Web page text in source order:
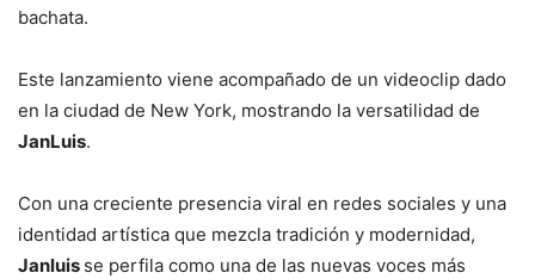
bachata.
Este lanzamiento viene acompañado de un videoclip dado
en la ciudad de New York, mostrando la versatilidad de
JanLuis.
Con una creciente presencia viral en redes sociales y una
identidad artística que mezcla tradición y modernidad,
Janluis se perfila como una de las nuevas voces más